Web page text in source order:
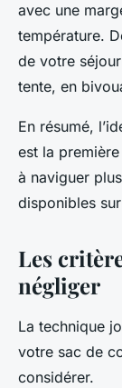
avec une
température.
de votre
tente, en
En résumé,
est la
à naviguer
disponibles
Les
négliger
La technique
votre sac de
considérer.